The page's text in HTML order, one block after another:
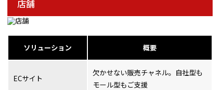
店舗
ソリューション 概要
ECサイト
欠かせない販売チャネル。自社型も
モール型もご支援